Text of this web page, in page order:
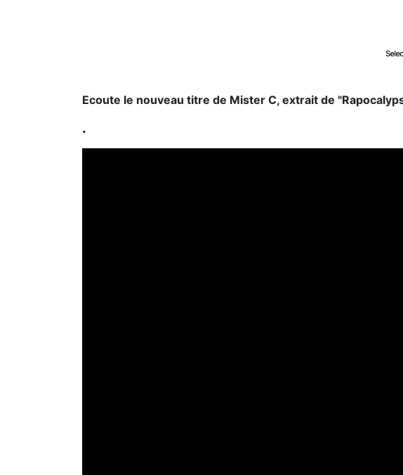
Ecoute le nouveau titre de Mister C, extrait de
.